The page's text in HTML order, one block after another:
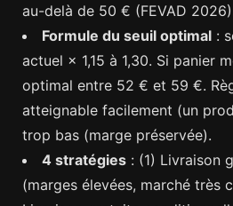
au-delà de 50 € (FEVAD
Formule du seuil optimal :
actuel × 1,15 à 1,30. Si panier
optimal entre 52 € et 59 €.
atteignable facilement (un
trop bas (marge préservée).
4 stratégies : (1) Livraison
(marges élevées, marché très